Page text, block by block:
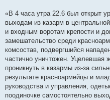
«В 4 часа утра 22.6 был открыт
выходам из казарм в
и входным воротам крепости и
замешательство среди
комсостав, подвергшийся
частично уничтожен. Уцелевшая
проникнуть в казармы из-за
результате красноармейцы и
руководства и управления,
поодиночке самостоятельно